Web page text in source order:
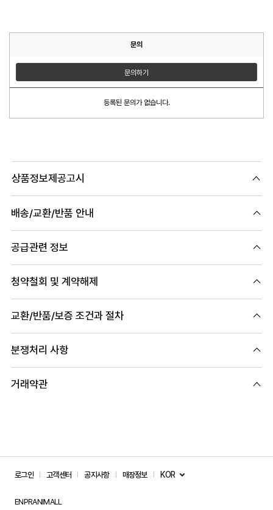
문의
문의하기
등록된 문의가 없습니다.
상품정보제공고시
배송/교환/반품 안내
공급관련 정보
청약철회 및 계약해제
교환/반품/보증 조건과 절차
분쟁처리 사항
거래약관
로그인 고객센터 공지사항 매장정보 KOR
ENPRANIMALL